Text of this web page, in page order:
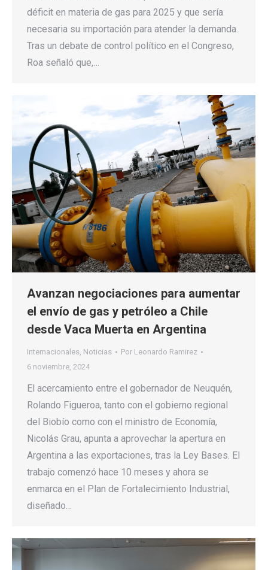
déficit en materia de gas para 2025 y que sería
necesaria su importación para atender la demanda.
Tras un debate de control político en el Congreso,
Roa señaló que,…
Avanzan negociaciones para aumentar
el envío de gas y petróleo a Chile
desde Vaca Muerta en Argentina
Internacionales, Noticias Por Leonardo Ramirez
6 noviembre, 2024
El acercamiento entre el gobernador de Neuquén,
Rolando Figueroa, tanto con el gobierno regional
del Biobío como con el ministro de Economía,
Nicolás Grau, apunta a aprovechar la apertura en
Argentina a las exportaciones, tras la Ley Bases. El
trabajo comenzó hace 10 meses y ahora se
enmarca en el Plan de Fortalecimiento Industrial,
diseñado…